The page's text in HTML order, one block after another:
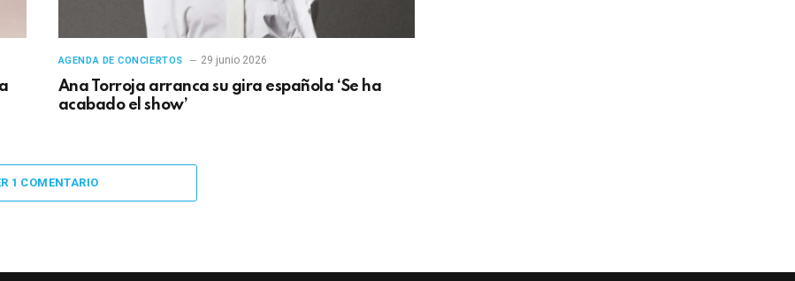
AGENDA DE CONCIERTOS 29 junio 2026
Ana Torroja arranca su gira española ‘Se ha
acabado el show’
1 COMENTARIO